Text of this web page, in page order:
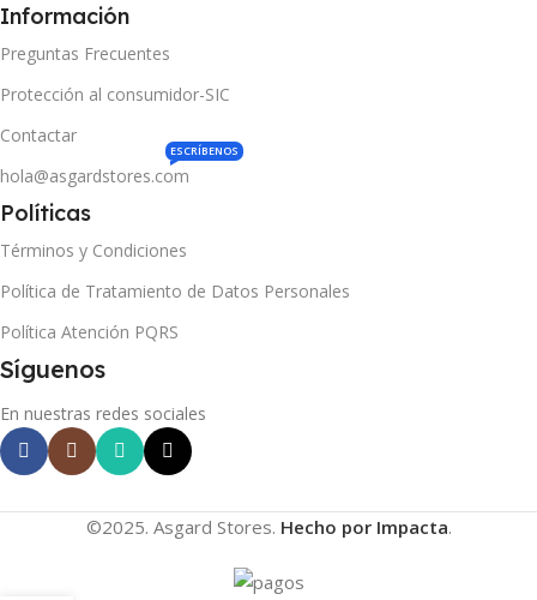
Información
Preguntas Frecuentes
Protección al consumidor-SIC
Contactar
hola@asgardstores.com
ESCRÍBENOS
Políticas
Términos y Condiciones
Política de Tratamiento de Datos Personales
Política Atención PQRS
Síguenos
En nuestras redes sociales
©2025. Asgard Stores. Hecho por Impacta.